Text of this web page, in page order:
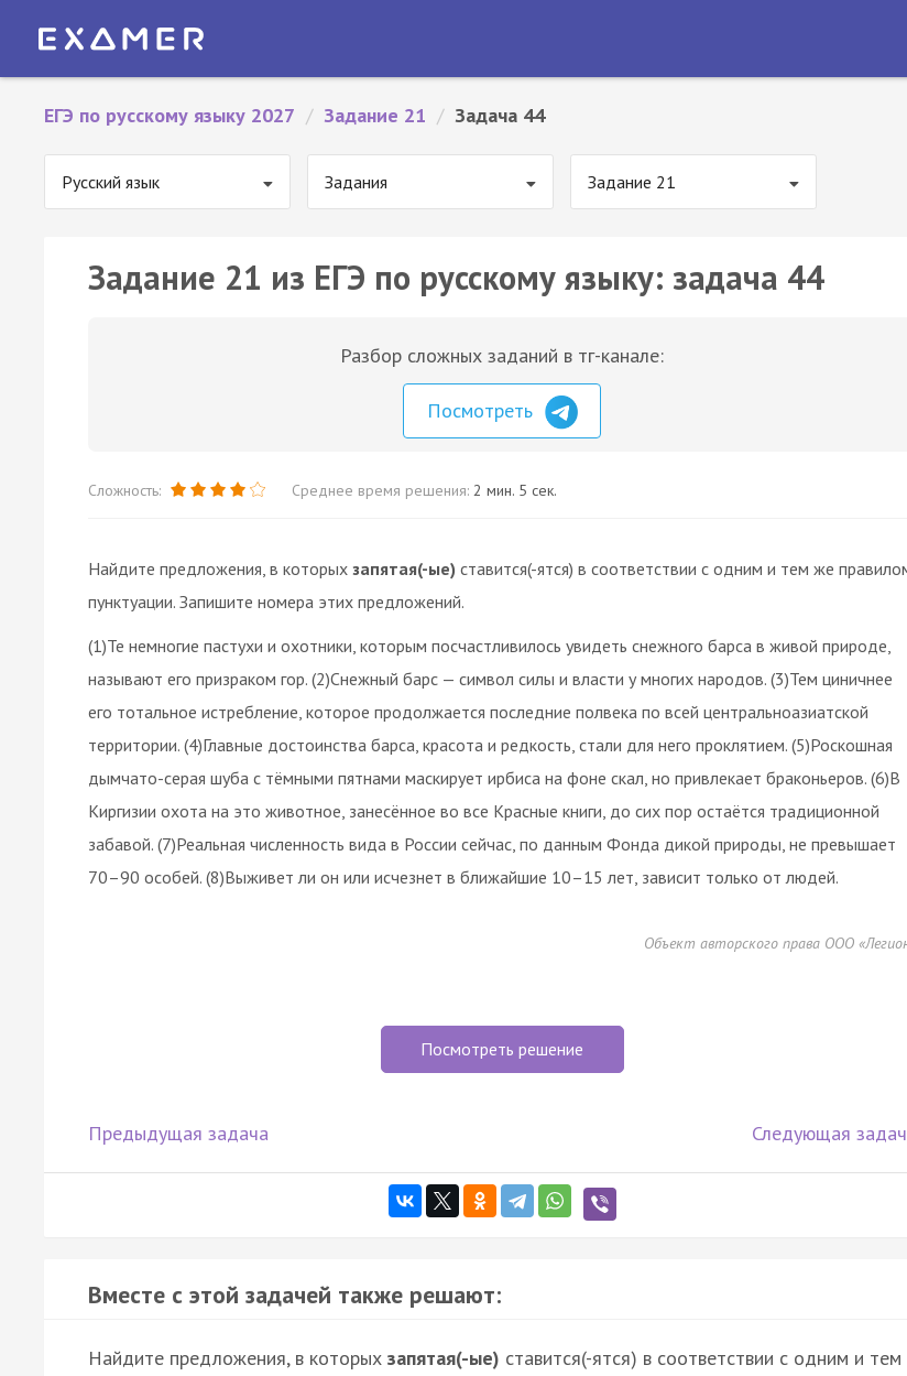
ЕГЭ по русскому языку 2027 / Задание 21 / Задача 44
Русский язык Задания Задание 21
Задание 21 из ЕГЭ по русскому языку: задача 44
Разбор сложных заданий в тг-канале:
Посмотреть
Сложность: Среднее время решения: 2 мин. 5 сек.
Найдите предложения, в которых запятая(-ые) ставится(-ятся) в соответствии с одним и тем же
пунктуации. Запишите номера этих предложений.
(1)Те немногие пастухи и охотники, которым посчастливилось увидеть снежного барса в живой природе,
называют его призраком гор. (2)Снежный барс — символ силы и власти у многих народов. (3)Тем циничнее
его тотальное истребление, которое продолжается последние полвека по всей центральноазиатской
территории. (4)Главные достоинства барса, красота и редкость, стали для него проклятием. (5)Роскошная
дымчато-серая шуба с тёмными пятнами маскирует ирбиса на фоне скал, но привлекает браконьеров. (6)В
Киргизии охота на это животное, занесённое во все Красные книги, до сих пор остаётся традиционной
забавой. (7)Реальная численность вида в России сейчас, по данным Фонда дикой природы, не превышает
70–90 особей. (8)Выживет ли он или исчезнет в ближайшие 10–15 лет, зависит только от людей.
Объект авторского права ООО
Посмотреть решение
Предыдущая задача Следующая
Вместе с этой задачей также решают:
Найдите предложения, в которых запятая(-ые) ставится(-ятся) в соответствии с одним и тем